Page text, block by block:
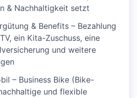
& Nachhaltigkeit setzt
& Benefits – Bezahlung
ein Kita-Zuschuss, eine
und weitere
– Business Bike (Bike-
und flexible